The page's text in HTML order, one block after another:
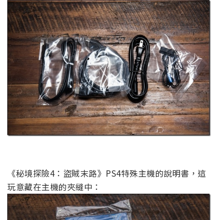
《秘境探險4：盜賊末路》PS4特殊主機的說明書，這
玩意藏在主機的夾縫中：